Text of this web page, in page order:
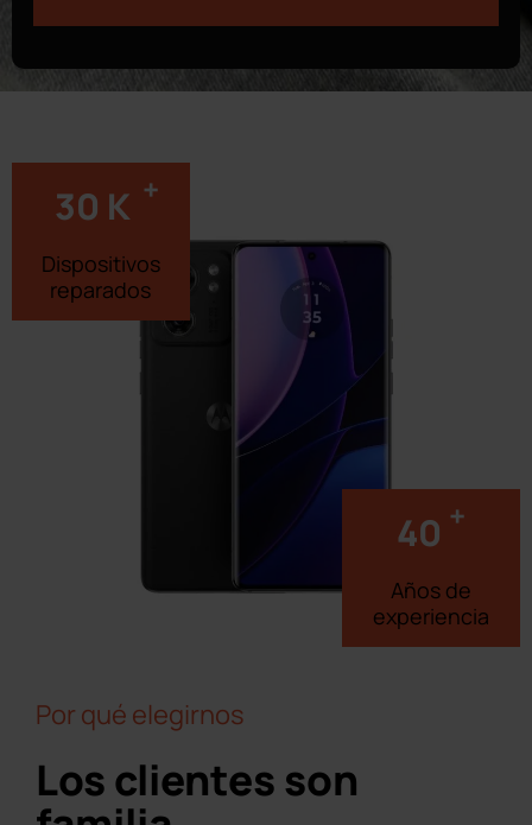
30 K +
Dispositivos
reparados
40 +
Años de
experiencia
Por qué elegirnos
Los clientes son